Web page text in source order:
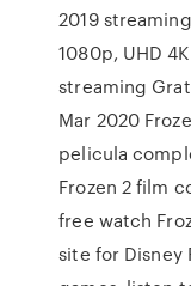
2019
1080p, UHD
streaming
Mar 2020
pelicula
Frozen 2 film
free watch
site for Disney